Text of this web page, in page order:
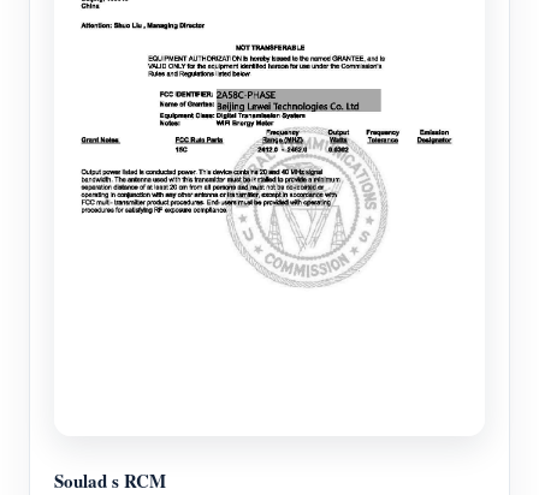
Soulad s RCM